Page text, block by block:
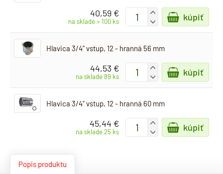
40,59 €
na sklade > 100 ks
+
-
kúpiť
Hlavica 3/4" vstup, 12 - hranná 56 mm
44,53 €
na sklade 89 ks
+
-
kúpiť
Hlavica 3/4" vstup, 12 - hranná 60 mm
45,44 €
na sklade 25 ks
+
-
kúpiť
Popis produktu